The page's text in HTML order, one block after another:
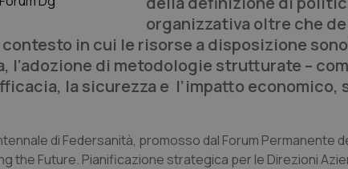
organizzativa oltre che
in cui le risorse a disposizione
di metodologie strutturate –
la sicurezza e l’impatto economico,
di Federsanità, promosso dal Forum Permanente
the Future. Pianificazione strategica per le Direzioni